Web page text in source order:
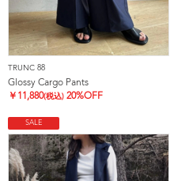
TRUNC 88
Glossy Cargo Pants
￥ 11,880(税込) 20%OFF
SALE